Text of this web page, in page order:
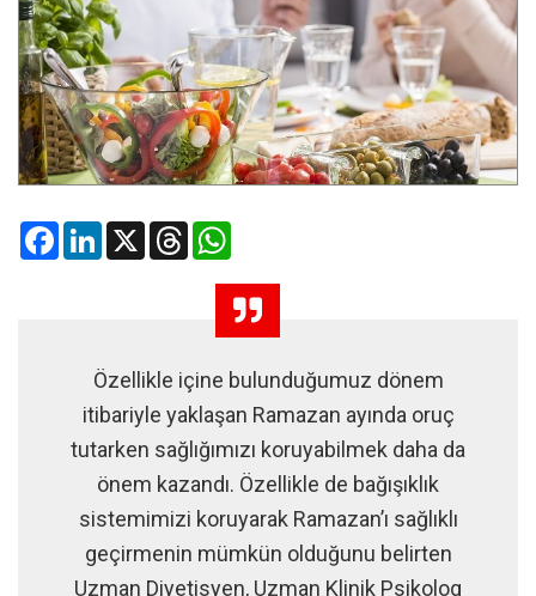
FacebookLinkedIn
X Threads
Özellikle içine bulunduğumuz dönem
itibariyle yaklaşan Ramazan ayında oruç
tutarken sağlığımızı koruyabilmek daha da
önem kazandı. Özellikle de bağışıklık
sistemimizi koruyarak Ramazan’ı sağlıklı
geçirmenin mümkün olduğunu belirten
Uzman Diyetisyen, Uzman Klinik Psikolog